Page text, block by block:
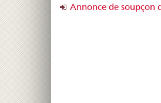
illégal
Annonce de soupçon